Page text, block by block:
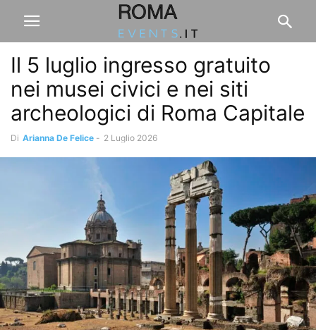
Il 5 luglio ingresso gratuito
nei musei civici e nei siti
archeologici di Roma Capitale
Di Arianna De Felice - 2 Luglio 2026